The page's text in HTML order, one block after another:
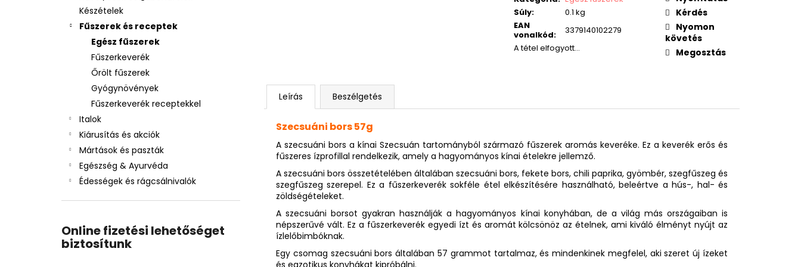
Készételek
Fűszerek és receptek
Egész fűszerek
Fűszerkeverék
Őrölt fűszerek
Gyógynövények
Fűszerkeverék receptekkel
Italok
Kiárusítás és akciók
Mártások és paszták
Egészség & Ayurvéda
Édességek és rágcsálnivalók
Online fizetési lehetőséget
biztosítunk
Súly:
0.1 kg
EAN
vonalkód:
3379140102279
A tétel elfogyott…
Kérdés
Nyomon
követés
Megosztás
Leírás Beszélgetés
Szecsuáni bors 57g
A szecsuáni bors a kínai Szecsuán tartományból származó fűszerek aromás keveréke. Ez a keverék erős és
fűszeres ízprofillal rendelkezik, amely a hagyományos kínai ételekre jellemző.
A szecsuáni bors összetételében általában szecsuáni bors, fekete bors, chili paprika, gyömbér, szegfűszeg és
szegfűszeg szerepel. Ez a fűszerkeverék sokféle étel elkészítésére használható, beleértve a hús-, hal- és
zöldségételeket.
A szecsuáni borsot gyakran használják a hagyományos kínai konyhában, de a világ más országaiban is
népszerűvé vált. Ez a fűszerkeverék egyedi ízt és aromát kölcsönöz az ételnek, ami kiváló élményt nyújt az
ízlelőbimbóknak.
Egy csomag szecsuáni bors általában 57 grammot tartalmaz, és mindenkinek megfelel, aki szeret új ízeket
és egzotikus konyhákat kipróbálni.